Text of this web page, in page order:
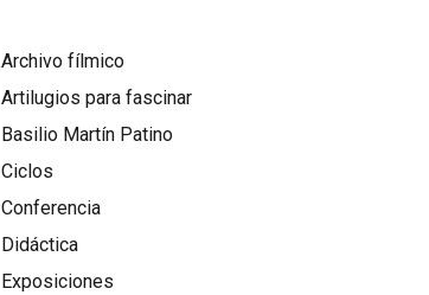
Archivo fílmico
Artilugios para fascinar
Basilio Martín Patino
Ciclos
Conferencia
Didáctica
Exposiciones